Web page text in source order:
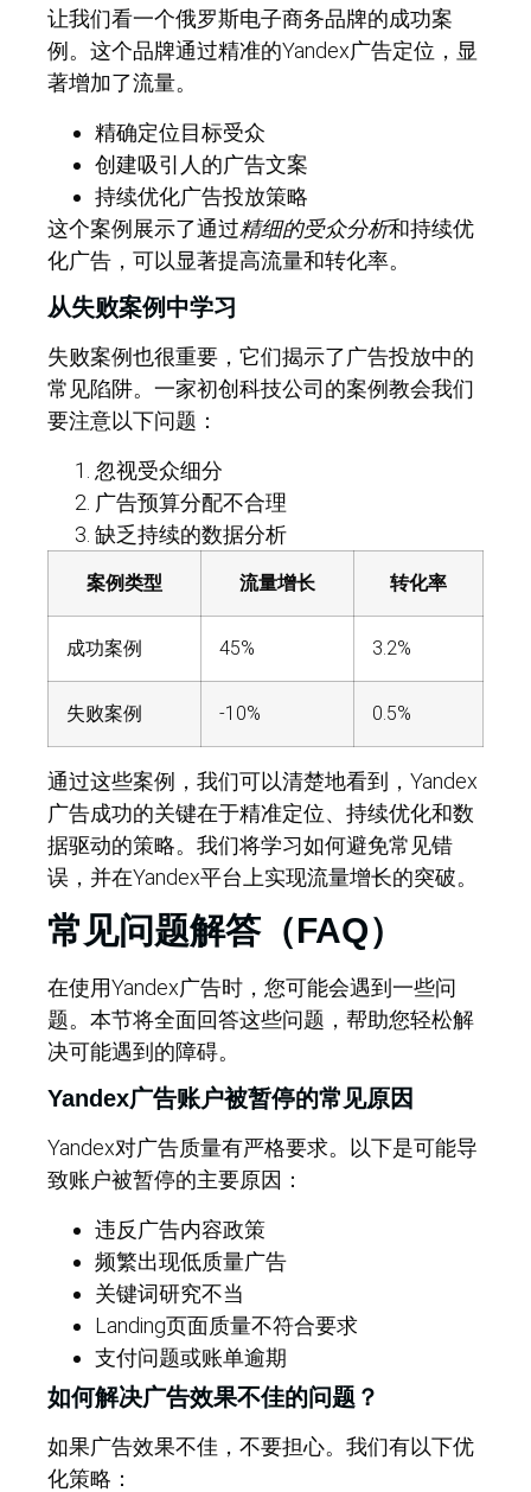
让我们看一个俄罗斯电子商务品牌的成功案
例。这个品牌通过精准的Yandex广告定位，显
著增加了流量。
精确定位目标受众
创建吸引人的广告文案
持续优化广告投放策略
这个案例展示了通过精细的受众分析和持续优
化广告，可以显著提高流量和转化率。
从失败案例中学习
失败案例也很重要，它们揭示了广告投放中的
常见陷阱。一家初创科技公司的案例教会我们
要注意以下问题：
忽视受众细分
广告预算分配不合理
缺乏持续的数据分析
案例类型 流量增长 转化率
成功案例 45% 3.2%
失败案例 -10% 0.5%
通过这些案例，我们可以清楚地看到，Yandex
广告成功的关键在于精准定位、持续优化和数
据驱动的策略。我们将学习如何避免常见错
误，并在Yandex平台上实现流量增长的突破。
常见问题解答（FAQ）
在使用Yandex广告时，您可能会遇到一些问
题。本节将全面回答这些问题，帮助您轻松解
决可能遇到的障碍。
Yandex广告账户被暂停的常见原因
Yandex对广告质量有严格要求。以下是可能导
致账户被暂停的主要原因：
违反广告内容政策
频繁出现低质量广告
关键词研究不当
Landing页面质量不符合要求
支付问题或账单逾期
如何解决广告效果不佳的问题？
如果广告效果不佳，不要担心。我们有以下优
化策略：